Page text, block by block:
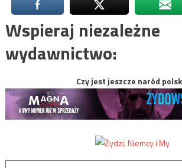
Wspieraj niezależne
wydawnictwo:
Czy jest jeszcze naród